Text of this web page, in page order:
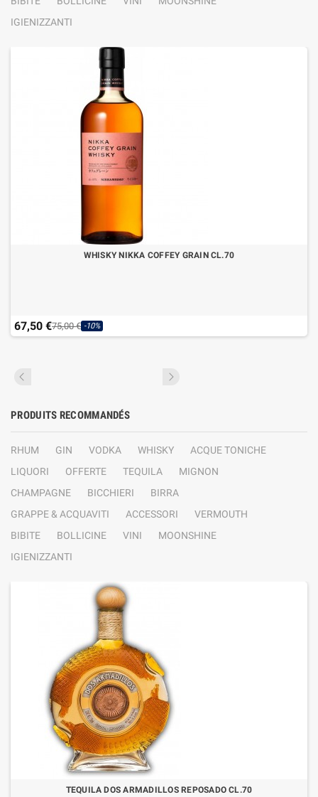
IGIENIZZANTI
WHISKY NIKKA COFFEY GRAIN CL.70
67,50 €75,00 € -10%
PRODUITS RECOMMANDÉS
RHUM GIN VODKA WHISKY
ACQUE TONICHE
LIQUORI
OFFERTE TEQUILA
MIGNON
CHAMPAGNE
BICCHIERI
BIRRA
GRAPPE & ACQUAVITI
ACCESSORI
VERMOUTH
BIBITE
BOLLICINE VINI
MOONSHINE
IGIENIZZANTI
TEQUILA DOS ARMADILLOS REPOSADO CL.70